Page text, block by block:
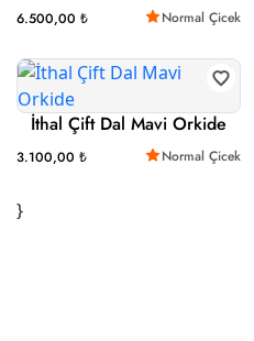
6.500,00 ₺ Normal Çicek
İthal Çift Dal Mavi Orkide
3.100,00 ₺ Normal Çicek
}